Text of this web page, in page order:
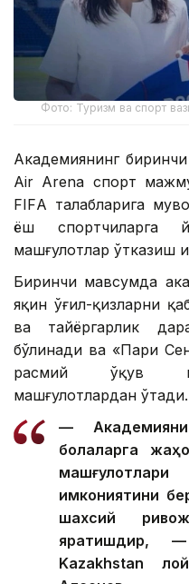
Фото: Туризм ва спорт
Академиянинг
Air Arena спорт
FIFА талабларига
ёш спортчиларга
машғулотлар ўтказиш
Биринчи мавсумда
яқин ўғил-қизларни
ва тайёргарлик
бўлинади ва «Пари
расмий ўқув
машғулотлардан ўтади.
—
болаларга
имкониятини
шахсий
яратишдир,
Kazakhstan